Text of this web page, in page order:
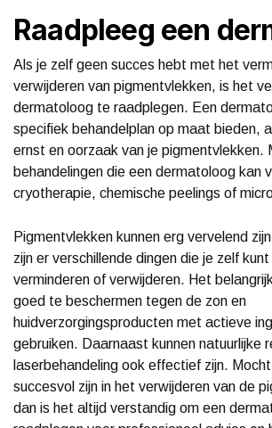
Raadpleeg een
Als je zelf geen succes hebt met het
verwijderen van pigmentvlekken, is het
dermatoloog te raadplegen. Een
specifiek behandelplan op maat bieden,
ernst en oorzaak van je pigmentvlekken.
behandelingen die een dermatoloog kan
cryotherapie, chemische peelings of
Pigmentvlekken kunnen erg vervelend
zijn er verschillende dingen die je zelf
verminderen of verwijderen. Het
goed te beschermen tegen de zon en
huidverzorgingsproducten met actieve
gebruiken. Daarnaast kunnen natuurlijke
laserbehandeling ook effectief zijn.
succesvol zijn in het verwijderen van de
dan is het altijd verstandig om een